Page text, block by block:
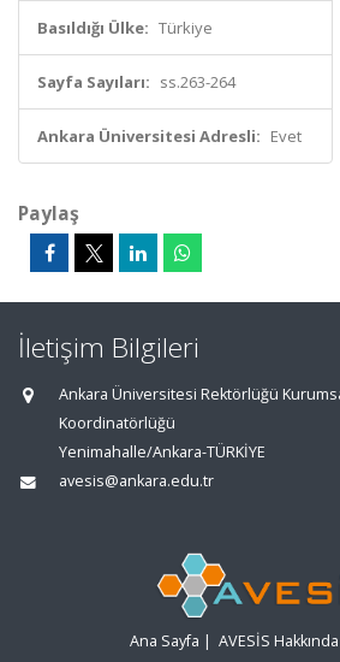
Basıldığı Ülke: Türkiye
Sayfa Sayıları: ss.263-264
Ankara Üniversitesi Adresli: Evet
Paylaş
İletişim Bilgileri
Ankara Üniversitesi Rektörlüğü
Koordinatörlüğü
Yenimahalle/Ankara-TÜRKİYE
avesis@ankara.edu.tr
Ana Sayfa | AVESİS Hakkında